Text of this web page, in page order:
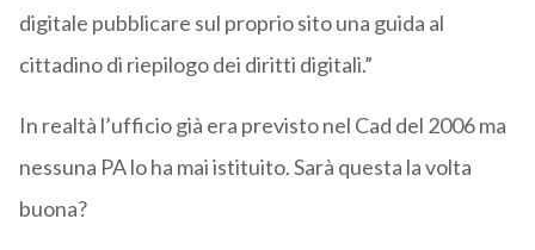
digitale pubblicare sul proprio sito una guida al
cittadino di riepilogo dei diritti digitali.”
In realtà l’ufficio già era previsto nel Cad del 2006 ma
nessuna PA lo ha mai istituito. Sarà questa la volta
buona?